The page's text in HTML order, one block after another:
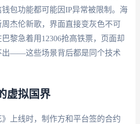
包功能都可能因IP异常被限制。海
杰伦新歌，界面直接变灰色不可
黎急着用12306抢高铁票，页面却
出——这些场景背后都是同个技术
虚拟国界
上线时，制作方和平台签的合约